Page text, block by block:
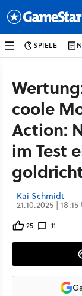
SPIELE
coole
Action:
im Test
Kai Schmidt
21.10.2025 |
25 11